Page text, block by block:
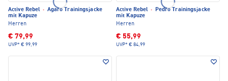
Active Rebel · Agaro Trainingsjacke
mit Kapuze
Herren
€ 79,99
UVP* € 99,99
Active Rebel ·
Pedro Trainingsjacke
mit Kapuze
Herren
€ 55,99
UVP* € 84,99